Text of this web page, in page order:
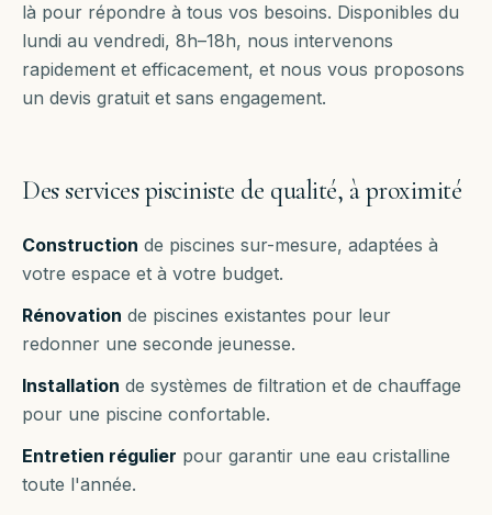
là pour répondre à tous vos besoins. Disponibles du
lundi au vendredi, 8h–18h, nous intervenons
rapidement et efficacement, et nous vous proposons
un devis gratuit et sans engagement.
Des services pisciniste de qualité, à proximité
Construction de piscines sur-mesure, adaptées à
votre espace et à votre budget.
Rénovation de piscines existantes pour leur
redonner une seconde jeunesse.
Installation de systèmes de filtration et de chauffage
pour une piscine confortable.
Entretien régulier pour garantir une eau cristalline
toute l'année.